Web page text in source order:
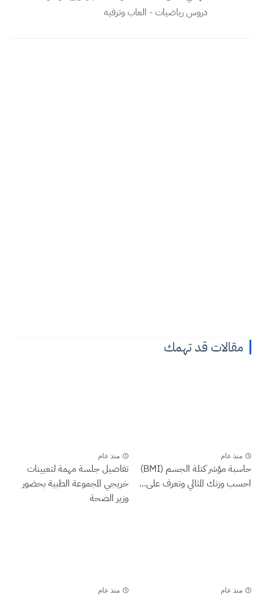
دروس رياضيات - العاب وترفيه
مقالات قد تهمك
منذ عام
حاسبة مؤشر كتلة الجسم (BMI)
احسب وزنك المثالي وتعرف على...
منذ عام
تفاصيل جلسة مهمة لتعيينات
خريجي المجموعة الطبية بحضور
وزير الصحة
منذ عام منذ عام